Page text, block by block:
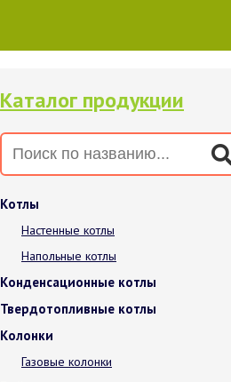
Каталог продукции
Котлы
Настенные котлы
Напольные котлы
Конденсационные котлы
Твердотопливные котлы
Колонки
Газовые колонки